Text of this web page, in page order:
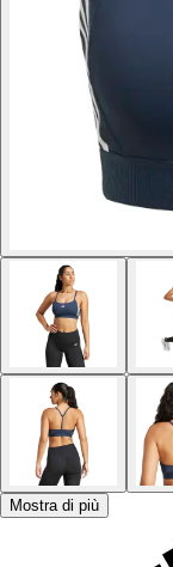
Mostra di più